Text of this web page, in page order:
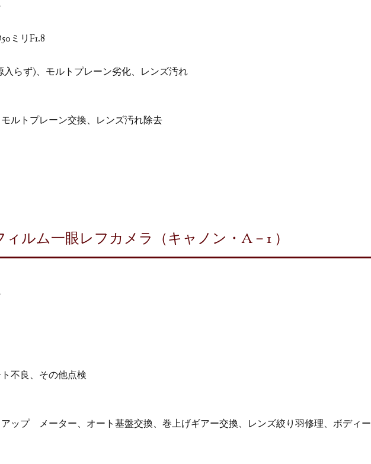
ミリF1.8
入らず)、モルトプレーン劣化、レンズ汚れ
ルトプレーン交換、レンズ汚れ除去
ィルム一眼レフカメラ（キャノン・A－1 ）
不良、その他点検
ップ メーター、オート基盤交換、巻上げギアー交換、レンズ絞り羽修理、ボディ